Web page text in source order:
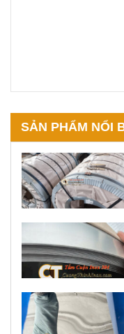
SẢN PHẨM NỔI